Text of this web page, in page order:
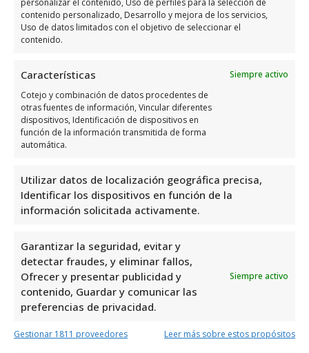
personalizar el contenido, Uso de perfiles para la selección de
contenido personalizado, Desarrollo y mejora de los servicios,
Uso de datos limitados con el objetivo de seleccionar el
contenido.
Características
Siempre activo
Cotejo y combinación de datos procedentes de
otras fuentes de información, Vincular diferentes
dispositivos, Identificación de dispositivos en
función de la información transmitida de forma
automática.
Utilizar datos de localización geográfica precisa,
Identificar los dispositivos en función de la
información solicitada activamente.
Garantizar la seguridad, evitar y
detectar fraudes, y eliminar fallos,
Ofrecer y presentar publicidad y
contenido, Guardar y comunicar las
preferencias de privacidad.
Siempre activo
Gestionar 1811 proveedores Leer más sobre estos propósitos
un taller mecánico ubicado en Dehesa de
Campoamor, Alicante. Con una valoración de
4.1 basada en 272 reseñas, es evidente que
ubicación estratégica en la Carretera
Alicante-Cartagena los convierte en una
excelente opción para quienes buscan un
servicio profesional y eficiente en la zona.
cuidado de tu vehículo.
Bosch Car Service Talleres Autotech S.L.
Orihuela Costa. Ofrecen una amplia gama de
servicios relacionados con la mecánica
automotriz, como mantenimiento,
reparaciones, diagnosis electrónica, y más.
cualificados garantiza un servicio de calidad